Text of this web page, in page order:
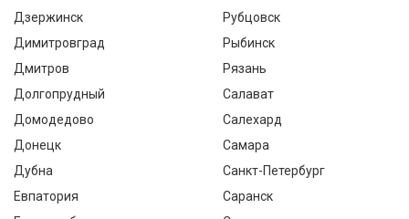
Дзержинск
Димитровград
Дмитров
Долгопрудный
Домодедово
Донецк
Дубна
Евпатория
Рубцовск
Рыбинск
Рязань
Салават
Салехард
Самара
Санкт-Петербург
Саранск